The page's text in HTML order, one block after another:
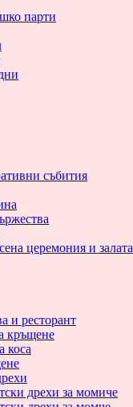
парти
събития
церемония и залата
и ресторант
кръщене
коса
дрехи за момиче